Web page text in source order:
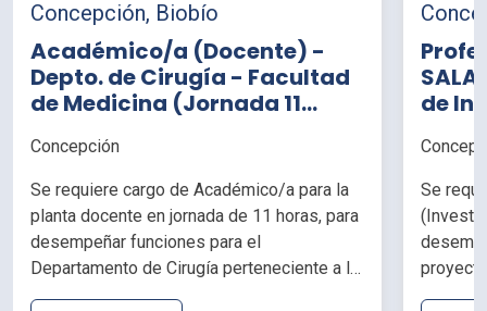
Concepción, Biobío
Académico/a (Docente) -
Depto. de Cirugía - Facultad
de Medicina (Jornada 11
Concepción
Se requiere cargo de Académico/a para la
planta docente en jornada de 11 horas, para
desempeñar funciones para el
Departamento de Cirugía perteneciente a la
Facultad de Medicina, de la Universidad de
de
Se
la